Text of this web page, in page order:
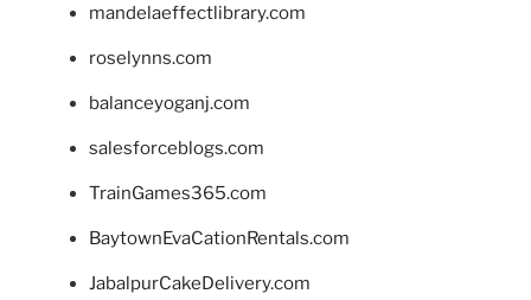
mandelaeffectlibrary.com
roselynns.com
balanceyoganj.com
salesforceblogs.com
TrainGames365.com
BaytownEvaCationRentals.com
JabalpurCakeDelivery.com